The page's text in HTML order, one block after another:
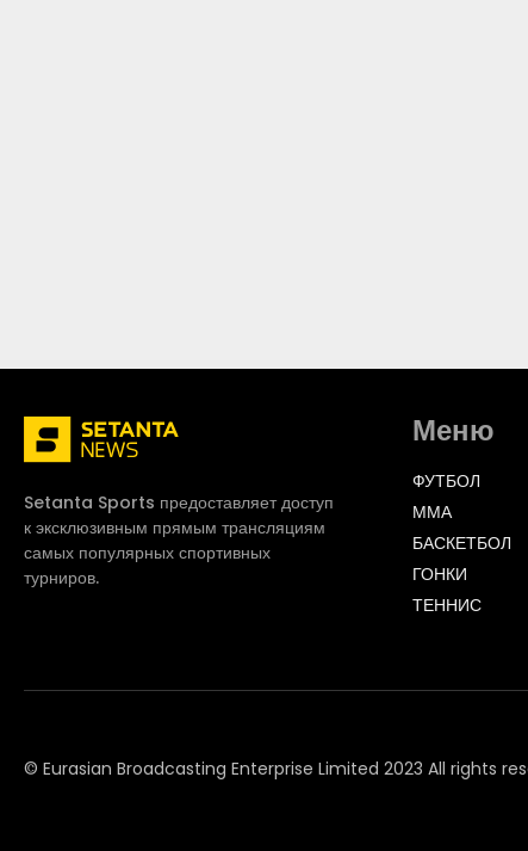
Setanta Sports предоставляет доступ
к эксклюзивным прямым трансляциям
самых популярных спортивных
турниров.
Меню
ФУТБОЛ
ММА
БАСКЕТБОЛ
ГОНКИ
ТЕННИС
© Eurasian Broadcasting Enterprise Limited 2023 All rights